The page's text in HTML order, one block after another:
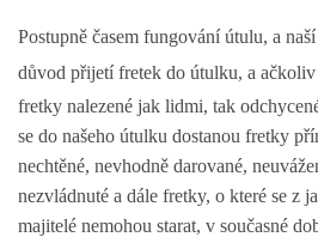
PODMÍNKY PŘEVZETÍ FRETKY.
O FRETCE
O FRETCE
Postupně časem fungování útulu, a
důvod přijetí fretek do útulku, a
fretky nalezené jak lidmi, tak
se do našeho útulku dostanou fretky
nechtěné, nevhodně darované,
nezvládnuté a dále fretky, o které se z
majitelé nemohou starat, v současné